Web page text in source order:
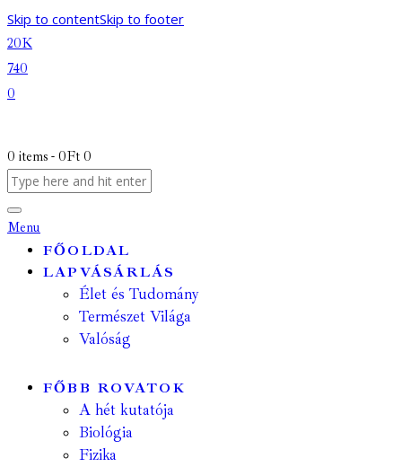
Skip to contentSkip to footer
20K
740
0
0 items - 0Ft 0
Menu
FŐOLDAL
LAPVÁSÁRLÁS
Élet és Tudomány
Természet Világa
Valóság
FŐBB ROVATOK
A hét kutatója
Biológia
Fizika